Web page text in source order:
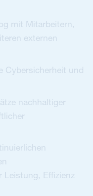
mit Mitarbeitern,
externen
Cybersicherheit und
nachhaltiger
Leistung, Effizienz